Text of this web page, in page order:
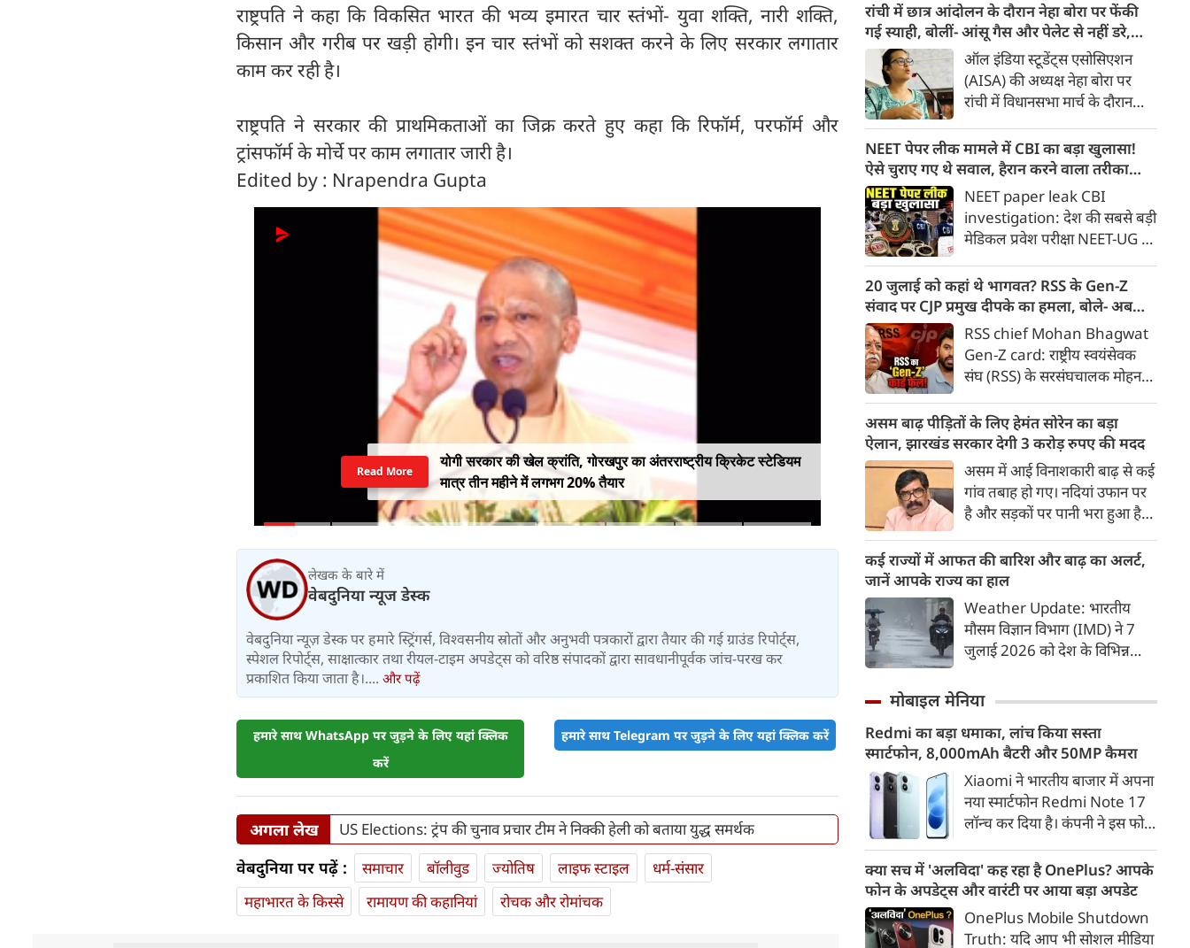
राष्ट्रपति ने कहा कि विकसित भारत की भव्य इमारत चार स्तंभों- युवा शक्ति, नारी शक्ति,
किसान और गरीब पर खड़ी होगी। इन चार स्तंभों को सशक्त करने के लिए सरकार लगातार
काम कर रही है।
राष्ट्रपति ने सरकार की प्राथमिकताओं का जिक्र करते हुए कहा कि रिफॉर्म, परफॉर्म और
ट्रांसफॉर्म के मोर्चे पर काम लगातार जारी है।
Edited by : Nrapendra Gupta
योगी सरकार की खेल क्रांति, गोरखपुर का अंतरराष्ट्रीय क्रिकेट स्टेडियम
मात्र तीन महीने में लगभग 20% तैयार
Read More
लेखक के बारे में
वेबदुनिया न्यूज डेस्क
वेबदुनिया न्यूज़ डेस्क पर हमारे स्ट्रिंगर्स, विश्वसनीय स्रोतों और अनुभवी पत्रकारों द्वारा तैयार की गई ग्राउंड रिपोर्ट्स,
स्पेशल रिपोर्ट्स, साक्षात्कार तथा रीयल-टाइम अपडेट्स को वरिष्ठ संपादकों द्वारा सावधानीपूर्वक जांच-परख कर
प्रकाशित किया जाता है।.... और पढ़ें
हमारे साथ WhatsApp पर जुड़ने के लिए यहां क्लिक
करें
हमारे साथ Telegram पर जुड़ने के लिए यहां क्लिक करें
अगला लेख US Elections: ट्रंप की चुनाव प्रचार टीम ने निक्की हेली को बताया युद्ध समर्थक
वेबदुनिया पर पढ़ें : समाचार बॉलीवुड ज्योतिष लाइफ स्‍टाइल
धर्म-संसार
महाभारत के किस्से
रामायण की कहानियां रोचक और रोमांचक
रांची में छात्र आंदोलन के दौरान नेहा बोरा पर फेंकी
गई स्याही, बोलीं- आंसू गैस और पेलेट से नहीं डरे,
इससे भी नहीं डरेंगे ऑल इंडिया स्टूडेंट्स एसोसिएशन
(AISA) की अध्यक्ष नेहा बोरा पर
रांची में विधानसभा मार्च के दौरान
जुलाई को हम पर आंसू गैस के गोले
छोड़े गए, पेलेट गन का इस्तेमाल
किया गया; जब हम तब नहीं डरे, तो
यह मामूली स्याही हमारा क्या बिगाड़
लेगी?
NEET पेपर लीक मामले में CBI का बड़ा खुलासा!
ऐसे चुराए गए थे सवाल, हैरान करने वाला तरीका
आया सामने
NEET paper leak CBI
investigation: देश की सबसे बड़ी
मेडिकल प्रवेश परीक्षा NEET-UG के
ब्यूरो (CBI) की जांच जैसे-जैसे आगे
बढ़ रही है, चौंकाने वाले सच सामने
आ रहे हैं। अदालत में दाखिल की गई
सीबीआई की चार्जशीट और स्टेटस
रिपोर्ट के अनुसार, पेपर चोरी करने के
लिए किसी डिजिटल हैकिंग या
पारंपरिक तरीके का इस्तेमाल नहीं
हुआ था
20 जुलाई को कहां थे भागवत? RSS के Gen-Z
संवाद पर CJP प्रमुख दीपके का हमला, बोले- अब
बहुत देर हो गई!
RSS chief Mohan Bhagwat
Gen-Z card: राष्ट्रीय स्वयंसेवक
संघ (RSS) के सरसंघचालक मोहन
के युवाओं के साथ संवाद की पहल पर
सेंटर फॉर जस्टिस एंड पीस (CJP) के
राष्ट्रीय संयोजक अभिजीत दीपके ने
कड़ा प्रहार किया है।
असम बाढ़ पीड़ितों के लिए हेमंत सोरेन का बड़ा
ऐलान, झारखंड सरकार देगी 3 करोड़ रुपए की मदद
असम में आई विनाशकारी बाढ़ से कई
गांव तबाह हो गए। नदियां उफान पर
है और सड़कों पर पानी भरा हुआ है।
लोगों की जान जा चुकी है। इस बीच
झारखंड के मुख्‍यमंत्री हेमंत सोरेन ने
असम के बाढ़ पीड़ितों की सहायता के
लिए 3 करोड़ रुपए देने की घोषणा
की।
कई राज्यों में आफत की बारिश और बाढ़ का अलर्ट,
जानें आपके राज्य का हाल
Weather Update: भारतीय
मौसम विज्ञान विभाग (IMD) ने 7
जुलाई 2026 को देश के विभिन्न
होने और कई हिस्सों में मूसलाधार
को लेकर चेतावनी जारी की है।
पश्चिम भारत के तटीय इलाकों से
लेकर उत्तर भारत के मैदानी व पहाड़ी
क्षेत्रों में अगले 24 से 48 घंटों के
दौरान भारी से अत्यधिक भारी बारिश
मोबाइल मेनिया
Redmi का बड़ा धमाका, लांच किया सस्ता
स्मार्टफोन, 8,000mAh बैटरी और 50MP कैमरा
Xiaomi ने भारतीय बाजार में अपना
नया स्मार्टफोन Redmi Note 17
लॉन्च कर दिया है। कंपनी ने इस फोन
डिस्प्ले, 8,000mAh की बड़ी बैटरी
और Qualcomm Snapdragon
चिपसेट के साथ पेश किया है। फोन में
50MP का मेन कैमरा दिया गया है।
क्या सच में 'अलविदा' कह रहा है OnePlus? आपके
फोन के अपडेट्स और वारंटी पर आया बड़ा अपडेट
OnePlus Mobile Shutdown
Truth: यदि आप भी सोशल मीडिया